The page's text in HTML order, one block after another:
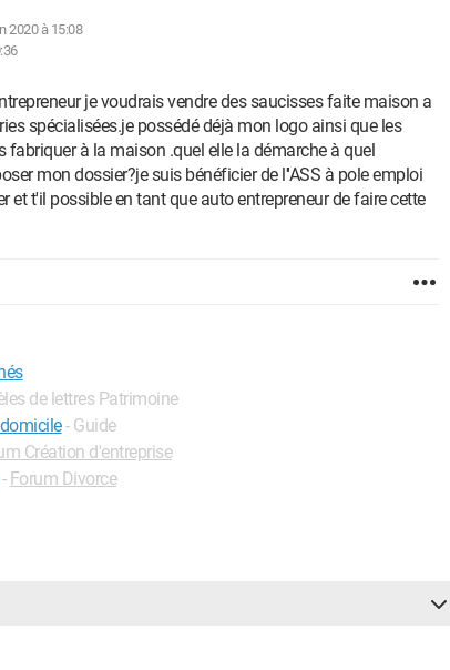
2020 à 15:08
je voudrais vendre des saucisses faite maison a
spécialisées.je possédé déjà mon logo ainsi que les
fabriquer à la maison .quel elle la démarche à quel
mon dossier?je suis bénéficier de l''ASS à pole emploi
et t'il possible en tant que auto entrepreneur de faire cette
de lettres Patrimoine
- Guide
Création d'entreprise
- Forum Divorce